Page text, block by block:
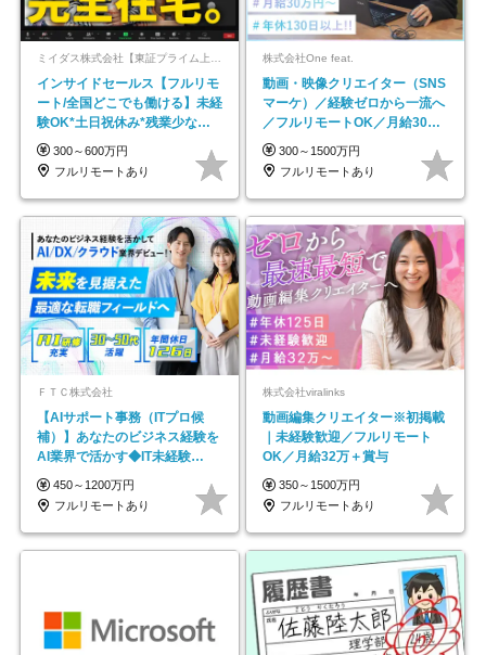
インサイドセールス【フルリモ
ート/全国どこでも働ける】未経
験OK*土日祝休み*残業少なめ*
在宅勤務手当あり
300～600万円
フルリモートあり
株式会社One feat.
動画・映像クリエイター（SNS
マーケ）／経験ゼロから一流へ
／フルリモートOK／月給30万
円～／年休130日以上
300～1500万円
フルリモートあり
ＦＴＣ株式会社
【AIサポート事務（ITプロ候
補）】あなたのビジネス経験を
AI業界で活かす◆IT未経験
OK◆目指せるコンサル
450～1200万円
フルリモートあり
株式会社viralinks
動画編集クリエイター※初掲載
｜未経験歓迎／フルリモート
OK／月給32万＋賞与
350～1500万円
フルリモートあり